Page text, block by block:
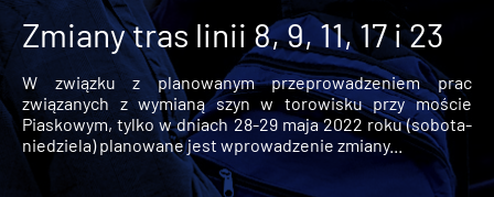
Zmiany tras linii 8, 9, 11, 17 i 23
W związku z planowanym przeprowadzeniem prac
związanych z wymianą szyn w torowisku przy moście
Piaskowym, tylko w dniach 28-29 maja 2022 roku (sobota-
niedziela) planowane jest wprowadzenie zmiany...